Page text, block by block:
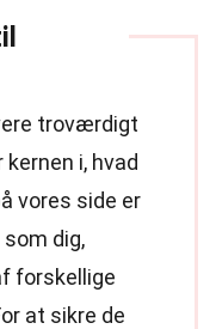
troværdigt
i, hvad
vores side er
dig,
forskellige
at sikre de